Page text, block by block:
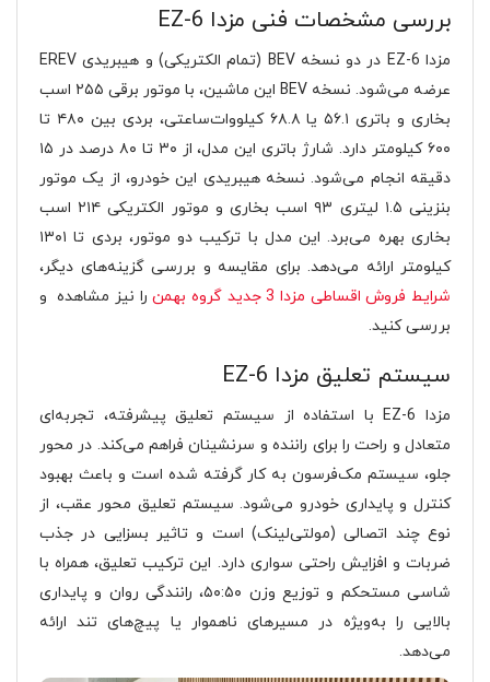
بررسی مشخصات فنی مزدا EZ-6
مزدا EZ-6 در دو نسخه BEV (تمام الکتریکی) و هیبریدی EREV
عرضه می‌شود. نسخه BEV این ماشین، با موتور برقی ۲۵۵ اسب
بخاری و باتری ۵۶.۱ یا ۶۸.۸ کیلووات‌ساعتی، بردی بین ۴۸۰ تا
۶۰۰ کیلومتر دارد. شارژ باتری این مدل، از ۳۰ تا ۸۰ درصد در ۱۵
دقیقه انجام می‌شود. نسخه هیبریدی این خودرو، از یک موتور
بنزینی ۱.۵ لیتری ۹۳ اسب بخاری و موتور الکتریکی ۲۱۴ اسب
بخاری بهره می‌برد. این مدل با ترکیب دو موتور، بردی تا ۱۳۰۱
کیلومتر ارائه می‌دهد. برای مقایسه و بررسی گزینه‌های دیگر،
شرایط فروش اقساطی مزدا 3 جدید گروه بهمن
را نیز مشاهده و
بررسی کنید.
سیستم تعلیق مزدا EZ-6
مزدا EZ-6 با استفاده از سیستم تعلیق پیشرفته، تجربه‌ای
متعادل و راحت را برای راننده و سرنشینان فراهم می‌کند. در محور
جلو، سیستم مک‌فرسون به کار گرفته شده است و باعث بهبود
کنترل و پایداری خودرو می‌شود. سیستم تعلیق محور عقب، از
نوع چند اتصالی (مولتی‌لینک) است و تاثیر بسزایی در جذب
ضربات و افزایش راحتی سواری دارد. این ترکیب تعلیق، همراه با
شاسی مستحکم و توزیع وزن ۵۰:۵۰، رانندگی روان و پایداری
بالایی را به‌ویژه در مسیرهای ناهموار یا پیچ‌های تند ارائه
می‌دهد.